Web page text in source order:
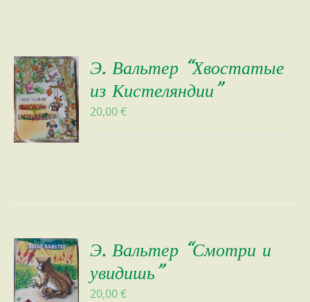
Э. Вальтер “Хвостатые
из Кистеляндии”
20,00€
Э. Вальтер “Смотри и
увидишь”
20,00€